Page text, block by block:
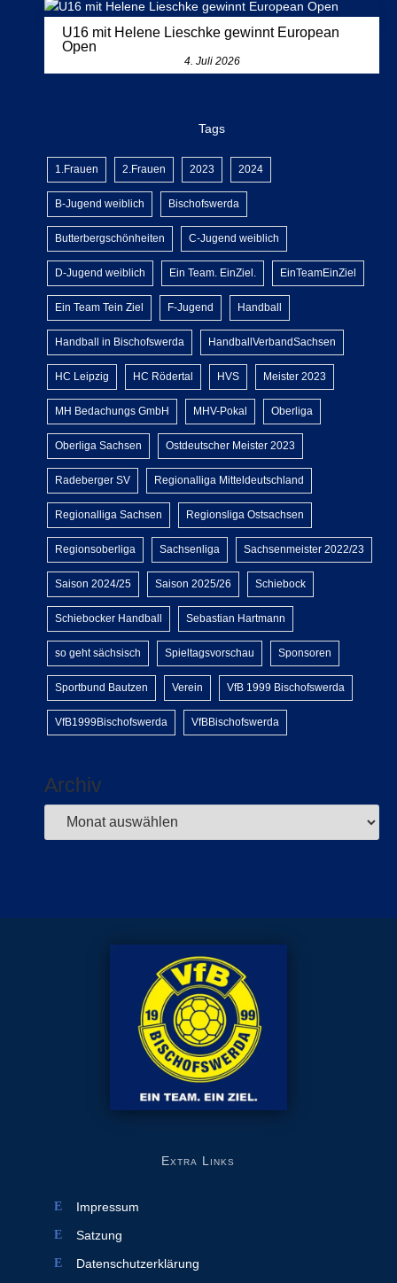
U16 mit Helene Lieschke gewinnt European
Open
4. Juli 2026
Tags
1.Frauen 2.Frauen 2023 2024
B-Jugend weiblich Bischofswerda
Butterbergschönheiten C-Jugend weiblich
D-Jugend weiblich Ein Team. EinZiel. EinTeamEinZiel
Ein Team Tein Ziel F-Jugend Handball
Handball in Bischofswerda HandballVerbandSachsen
HC Leipzig HC Rödertal HVS Meister 2023
MH Bedachungs GmbH MHV-Pokal Oberliga
Oberliga Sachsen Ostdeutscher Meister 2023
Radeberger SV Regionalliga Mitteldeutschland
Regionalliga Sachsen Regionsliga Ostsachsen
Regionsoberliga Sachsenliga Sachsenmeister 2022/23
Saison 2024/25 Saison 2025/26 Schiebock
Schiebocker Handball Sebastian Hartmann
so geht sächsisch Spieltagsvorschau Sponsoren
Sportbund Bautzen Verein VfB 1999 Bischofswerda
VfB1999Bischofswerda VfBBischofswerda
Archiv
Extra Links
Impressum
Satzung
Datenschutzerklärung